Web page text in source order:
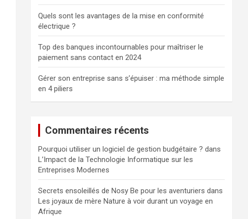
Quels sont les avantages de la mise en conformité
électrique ?
Top des banques incontournables pour maîtriser le
paiement sans contact en 2024
Gérer son entreprise sans s’épuiser : ma méthode simple
en 4 piliers
Commentaires récents
Pourquoi utiliser un logiciel de gestion budgétaire ? dans
L’Impact de la Technologie Informatique sur les
Entreprises Modernes
Secrets ensoleillés de Nosy Be pour les aventuriers dans
Les joyaux de mère Nature à voir durant un voyage en
Afrique